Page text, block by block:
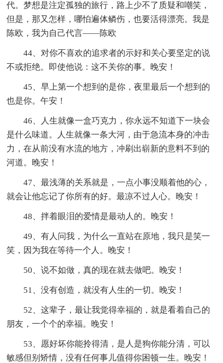
代。梦想是注定孤独的旅行，路上少不了质疑和嘲笑，
但是，那又怎样，哪怕遍体鳞伤，也要活得漂亮。我是
陈欧，我为自己代言——陈欧
44、对你不喜欢的追求者的示好和关心要坚定的说
不或拒绝。即使他说：这不关你的事。晚安！
45、早上第一个想到的是你，夜里最后一个想到的
也是你。午安！
46、人生就像一盒巧克力，你永远不知道下一块会
是什么味道。人生就像一条大河，由于急流本身的冲击
力，在从前没有水流的地方，冲刷出崭新的意料不到的
河道。晚安！
47、最浅薄的关系就是，一点小事没顺着他的心，
就会让他忘记了你所有的好。最凉不过人心。晚安！
48、拌着眼泪的爱情是最动人的。晚安！
49、有人问我，为什么一直站在原地，我只是笑一
笑，因为我在等待一个人。晚安！
50、说不如做，真的现在就去做吧。晚安！
51、没有创造，就没有人生的一切。晚安！
52、这辈子，最让我觉得幸福的，就是看着自己的
朋友，一个个的幸福。晚安！
53、愿好坏你能拎得清，是人是狗你能分清，可以
敏感但别矫情，没有任何事儿值得你困顿一生。晚安！